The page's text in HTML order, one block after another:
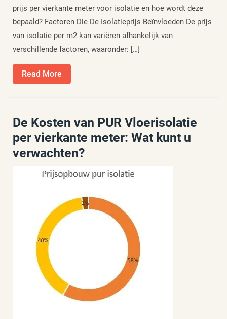
prijs per vierkante meter voor isolatie en hoe wordt deze
bepaald? Factoren Die De Isolatieprijs Beïnvloeden De prijs
van isolatie per m2 kan variëren afhankelijk van
verschillende factoren, waaronder: […]
Read More
More
De Kosten van PUR Vloerisolatie
per vierkante meter: Wat kunt u
verwachten?